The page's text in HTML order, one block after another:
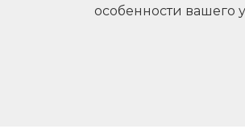
особенности вашего